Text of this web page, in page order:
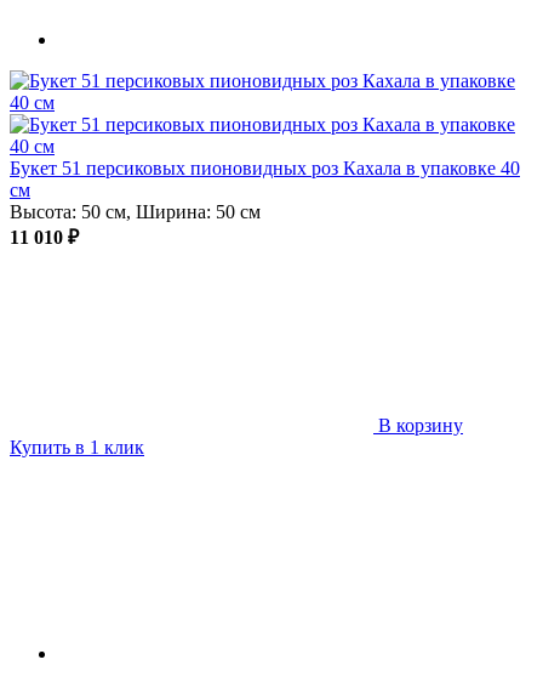
Букет 51 персиковых пионовидных роз Кахала в упаковке 40
см
Высота: 50 см, Ширина: 50 см
11 010 ₽
В корзину
Купить в 1 клик